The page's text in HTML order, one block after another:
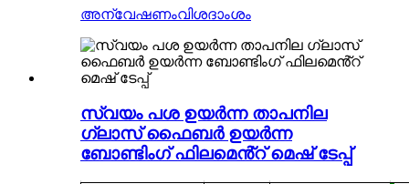
അന്വേഷണംവിശദാംശം
സ്വയം പശ ഉയർന്ന താപനില
ഗ്ലാസ് ഫൈബർ ഉയർന്ന
ബോണ്ടിംഗ് ഫിലമെൻ്റ് മെഷ് ടേപ്പ്